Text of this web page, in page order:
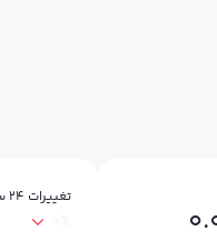
تغییرات ۲۴ ساعته